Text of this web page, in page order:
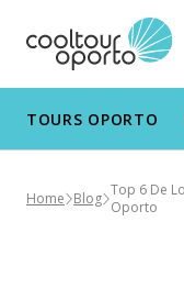
TOURS OPORTO
Home Blog Top 6 De
Oporto